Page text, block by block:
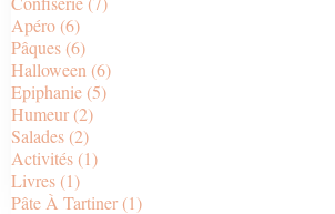
Apéro (6)
Pâques (6)
Halloween (6)
Epiphanie (5)
Humeur (2)
Salades (2)
Activités (1)
Livres (1)
Pâte À Tartiner (1)